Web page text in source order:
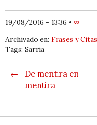
19/08/2016 - 13:36 • ∞
Archivado en:Frases y Citas
Tags: Sarria
Post navigation
←
De mentira en
mentira